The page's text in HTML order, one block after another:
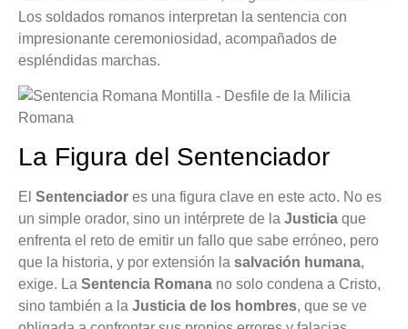
Los soldados romanos interpretan la sentencia con
impresionante ceremoniosidad, acompañados de
espléndidas marchas.
La Figura del Sentenciador
ElSentenciador es una figura clave en este acto. No es
un simple orador, sino un intérprete de laJusticia que
enfrenta el reto de emitir un fallo que sabe erróneo, pero
que la historia, y por extensión lasalvación humana,
exige. LaSentencia Romana no solo condena a Cristo,
sino también a laJusticia de los hombres, que se ve